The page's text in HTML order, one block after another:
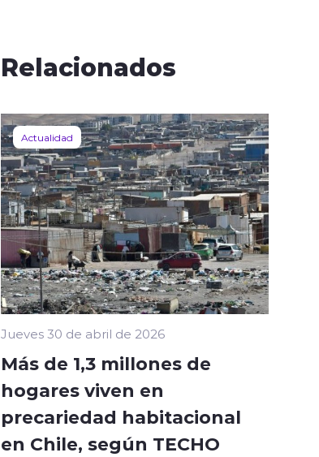
Relacionados
Actualidad
Jueves 30 de abril de 2026
Más de 1,3 millones de
hogares viven en
precariedad habitacional
en Chile, según TECHO